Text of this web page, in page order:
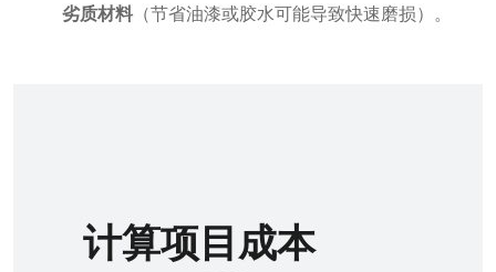
劣质材料 （节省油漆或胶水可能导致快速磨损）。
计算项目成本